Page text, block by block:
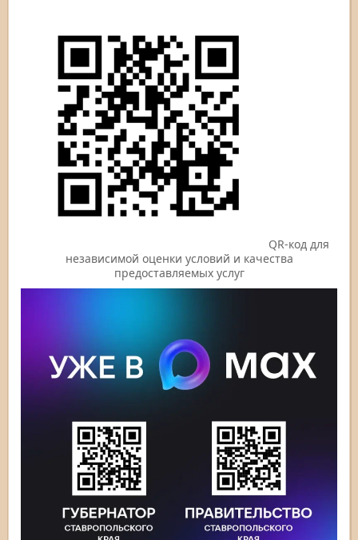
QR-код для
независимой оценки условий и качества
предоставляемых услуг